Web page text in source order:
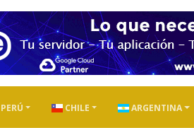
CHILE ARGENTINA